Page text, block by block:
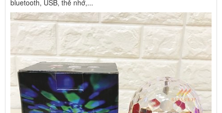
bluetooth, USB, thẻ nhớ,...